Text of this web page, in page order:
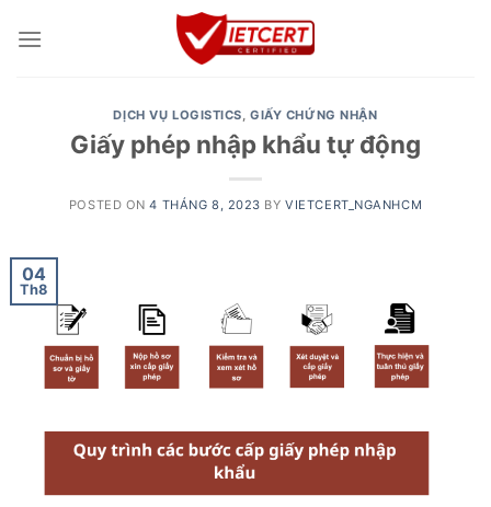
DỊCH VỤ LOGISTICS,GIẤY CHỨNG NHẬN
Giấy phép nhập khẩu tự động
POSTED ON4 THÁNG 8, 2023 BYVIETCERT_NGANHCM
04
Th8